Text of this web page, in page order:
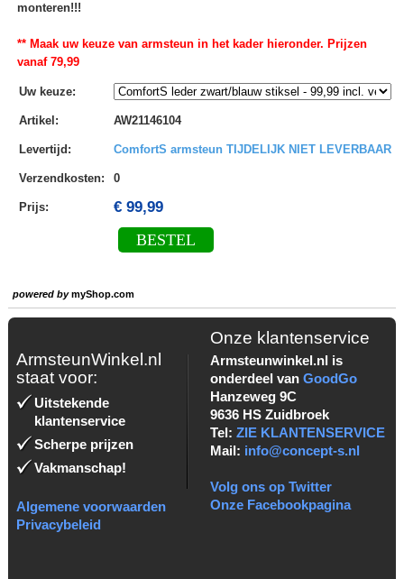
monteren!!!
** Maak uw keuze van armsteun in het kader hieronder. Prijzen
vanaf 79,99
Uw keuze:
Artikel : AW21146104
Levertijd : ComfortS armsteun TIJDELIJK NIET LEVERBAAR
Verzendkosten: 0
Prijs: € 99,99
BESTEL
powered bymyShop.com
ArmsteunWinkel.nl
staat voor:
Uitstekende
klantenservice
Scherpe prijzen
Vakmanschap!
Algemene voorwaarden
Privacybeleid
Onze klantenservice
Armsteunwinkel.nl is
onderdeel van GoodGo
Hanzeweg 9C
9636 HS Zuidbroek
Tel: ZIE KLANTENSERVICE
Mail: info@concept-s.nl
Volg ons op Twitter
Onze Facebookpagina